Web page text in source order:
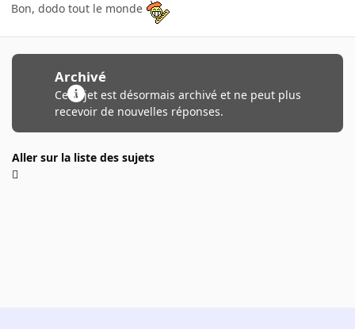
Bon, dodo tout le monde
Archivé
Ce sujet est désormais archivé et ne peut plus
recevoir de nouvelles réponses.
Aller sur la liste des sujets